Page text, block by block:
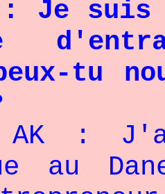
Je suis
tu
:
au